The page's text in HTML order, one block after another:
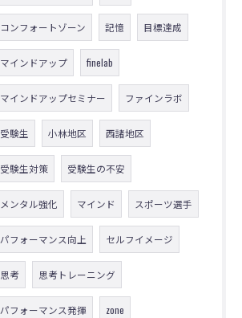
コンフォートゾーン 記憶 目標達成
マインドアップ finelab
マインドアップセミナー ファインラボ
受験生 小林地区 西諸地区
受験生対策 受験生の不安
メンタル強化 マインド スポーツ選手
パフォーマンス向上 セルフイメージ
思考 思考トレーニング
パフォーマンス発揮 zone